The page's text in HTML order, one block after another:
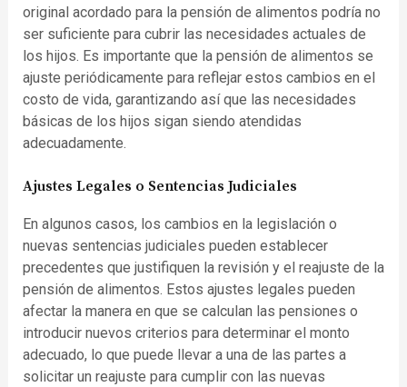
original acordado para la pensión de alimentos podría no
ser suficiente para cubrir las necesidades actuales de
los hijos. Es importante que la pensión de alimentos se
ajuste periódicamente para reflejar estos cambios en el
costo de vida, garantizando así que las necesidades
básicas de los hijos sigan siendo atendidas
adecuadamente.
Ajustes Legales o Sentencias Judiciales
En algunos casos, los cambios en la legislación o
nuevas sentencias judiciales pueden establecer
precedentes que justifiquen la revisión y el reajuste de la
pensión de alimentos. Estos ajustes legales pueden
afectar la manera en que se calculan las pensiones o
introducir nuevos criterios para determinar el monto
adecuado, lo que puede llevar a una de las partes a
solicitar un reajuste para cumplir con las nuevas